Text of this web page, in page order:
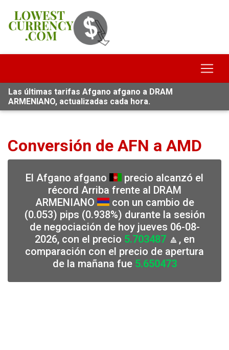
Las últimas tarifas Afgano afgano a DRAM
ARMENIANO, actualizadas cada hora.
Conversión de AFN a AMD
El Afgano afgano
precio alcanzó el
récord Arriba frente al DRAM
ARMENIANO
con un cambio de
(0.053) pips (0.938%) durante la sesión
de negociación de hoy jueves 06-08-
2026, con el precio 5.703487🔼, en
comparación con el precio de apertura
de la mañana fue 5.650473